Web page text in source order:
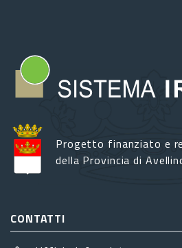
Progetto finanziato e
della Provincia di
CONTATTI